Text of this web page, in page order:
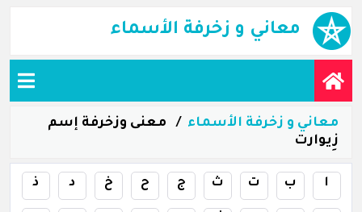
معاني و زخرفة الأسماء
معاني و زخرفة الأسماء
معنى وزخرفة إسم
زِيوارت
ا ب ت ث ج ح خ د ذ